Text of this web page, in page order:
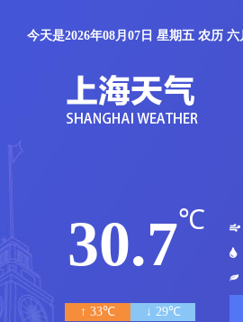
今天是2026年08月07日 星期五 农历 六
30.7℃
↑ 33℃ ↓ 29℃